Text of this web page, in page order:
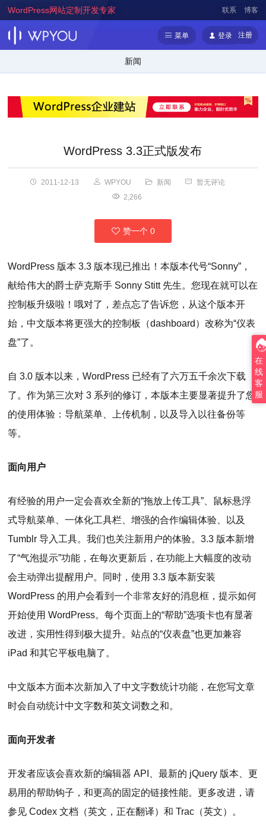
WordPress网站定制开发专家 联系 博客
菜单 登录 注册
新闻
WordPress 3.3正式版发布
2011-12-13 WPYOU 新闻
暂无评论
2,266
赞一个 0
WordPress 版本 3.3 版本现已推出！本版本代号“Sonny”，
献给伟大的爵士萨克斯手 Sonny Stitt 先生。您现在就可以在
控制板升级啦！哦对了，差点忘了告诉您，从这个版本开
始，中文版本将更强大的控制板（dashboard）改称为“仪表
盘”了。
自 3.0 版本以来，WordPress 已经有了六万五千余次下载
了。作为第三次对 3 系列的修订，本版本主要显著提升了您
的使用体验：导航菜单、上传机制，以及导入以往备份等
等。
面向用户
有经验的用户一定会喜欢全新的“拖放上传工具”、鼠标悬浮
式导航菜单、一体化工具栏、增强的合作编辑体验、以及
Tumblr 导入工具。我们也关注新用户的体验。3.3 版本新增
了“气泡提示”功能，在每次更新后，在功能上大幅度的改动
会主动弹出提醒用户。同时，使用 3.3 版本新安装
WordPress 的用户会看到一个非常友好的消息框，提示如何
开始使用 WordPress。每个页面上的“帮助”选项卡也有显著
改进，实用性得到极大提升。站点的“仪表盘”也更加兼容
iPad 和其它平板电脑了。
中文版本方面本次新加入了中文字数统计功能，在您写文章
时会自动统计中文字数和英文词数之和。
面向开发者
开发者应该会喜欢新的编辑器 API、最新的 jQuery 版本、更
易用的帮助钩子，和更高的固定的链接性能。更多改进，请
参见 Codex 文档（英文，正在翻译）和 Trac（英文）。
在
线
客
服